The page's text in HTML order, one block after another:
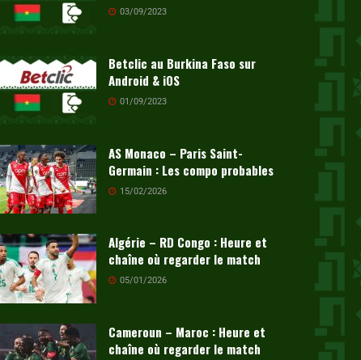
03/09/2023
Betclic au Burkina Faso sur
Android & iOS
01/09/2023
AS Monaco – Paris Saint-
Germain : Les compo probables
15/02/2026
Algérie – RD Congo : Heure et
chaîne où regarder le match
05/01/2026
Cameroun – Maroc : Heure et
chaîne où regarder le match